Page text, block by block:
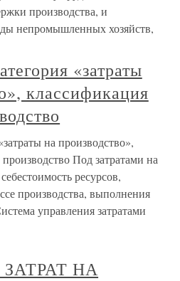
производства, и
непромышленных хозяйств,
«затраты
классификация
на производство»,
Под затратами на
ресурсов,
производства, выполнения
управления затратами
ЗАТРАТ НА